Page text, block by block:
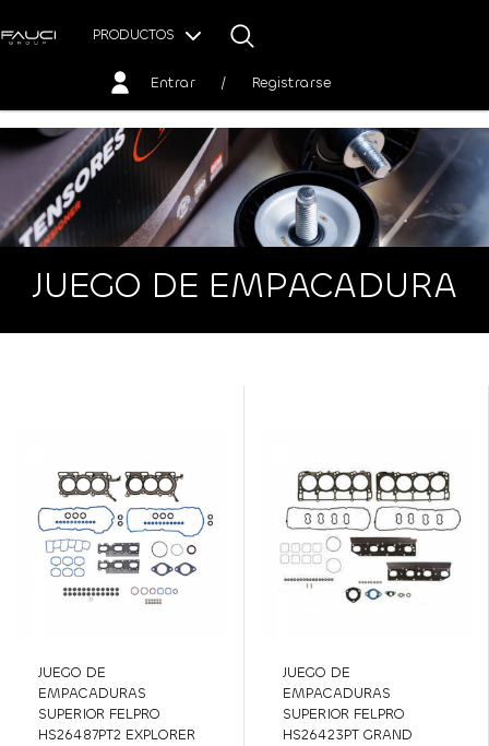
PRODUCTOS
Entrar / Registrarse
JUEGO DE EMPACADURA
JUEGO DE
EMPACADURAS
SUPERIOR FELPRO
HS26487PT2 EXPLORER
JUEGO DE
EMPACADURAS
SUPERIOR FELPRO
HS26423PT GRAND